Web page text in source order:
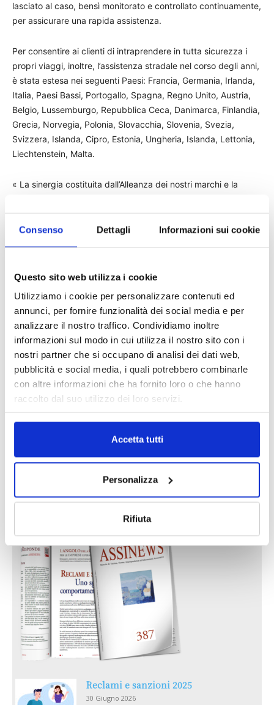
Consenso Dettagli Informazioni sui cookie
Questo sito web utilizza i cookie
Utilizziamo i cookie per personalizzare contenuti ed
annunci, per fornire funzionalità dei social media e per
analizzare il nostro traffico. Condividiamo inoltre
informazioni sul modo in cui utilizza il nostro sito con i
nostri partner che si occupano di analisi dei dati web,
pubblicità e social media, i quali potrebbero combinarle
con altre informazioni che ha fornito loro o che hanno
raccolto dal suo utilizzo dei loro servizi.
Accetta tutti
Personalizza
Rifiuta
lasciato al caso, bensì monitorato e controllato continuamente,
per assicurare una rapida assistenza.
Per consentire ai clienti di intraprendere in tutta sicurezza i
propri viaggi, inoltre, l’assistenza stradale nel corso degli anni,
è stata estesa nei seguenti Paesi: Francia, Germania, Irlanda,
Italia, Paesi Bassi, Portogallo, Spagna, Regno Unito, Austria,
Belgio, Lussemburgo, Repubblica Ceca, Danimarca, Finlandia,
Grecia, Norvegia, Polonia, Slovacchia, Slovenia, Svezia,
Svizzera, Islanda, Cipro, Estonia, Ungheria, Islanda, Lettonia,
Liechtenstein, Malta.
« La sinergia costituita dall’Alleanza dei nostri marchi e la
a perseguire un lavoro di miglioramento continuo, ottenuto
Commerciale Assistance « il risultato ottenuto oggi, dimostra
un approccio globale alla diffusione su larga scala della
mobilità ecosostenibile ».
TAGS news
IL MENSILE ASSINEWS LUGLIO-
Reclami e sanzioni 2025
30 Giugno 2026